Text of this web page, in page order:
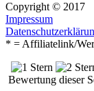
Copyright © 2017
Impressum
* = Affiliatelink/
Bewertung dieser